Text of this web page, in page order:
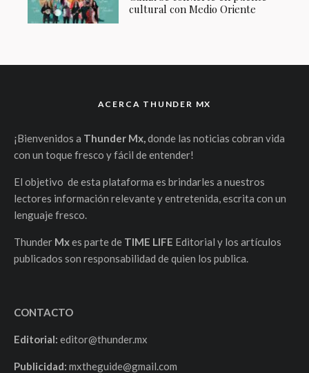
cultural con Medio Oriente
ACERCA THUNDER MX
¡Bienvenidos a Thunder Mx,donde las noticias cobran vida
con un toque fresco y fácil de entender!
El objetivo de esta plataforma es brindarles a nuestros
lectores información relevante y entretenida, escrita con un
lenguaje fresco.
Thunder Mxes parte de TIME LIFE Editorial y los artículos
publicados son responsabilidad de quien los publica.
CONTACTO
Editorial: editor@thunder.mx
Publicidad: mxtheguide@gmail.com